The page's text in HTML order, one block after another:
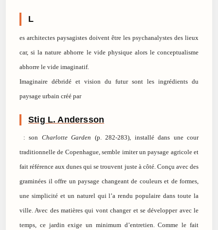
L
es architectes paysagistes doivent être les psychanalystes des lieux
car, si la nature abhorre le vide physique alors le conceptualisme
abhorre le vide imaginatif.
Imaginaire débridé et vision du futur sont les ingrédients du
paysage urbain créé par
Stig L. Andersson
: son Charlotte Garden (p. 282-283), installé dans une cour
traditionnelle de Copenhague, semble imiter un paysage agricole et
fait référence aux dunes qui se trouvent juste à côté. Conçu avec des
graminées il offre un paysage changeant de couleurs et de formes,
une simplicité et un naturel qui l’a rendu populaire dans toute la
ville. Avec des matières qui vont changer et se développer avec le
temps, ce jardin exige un minimum d’entretien. Comme le fait